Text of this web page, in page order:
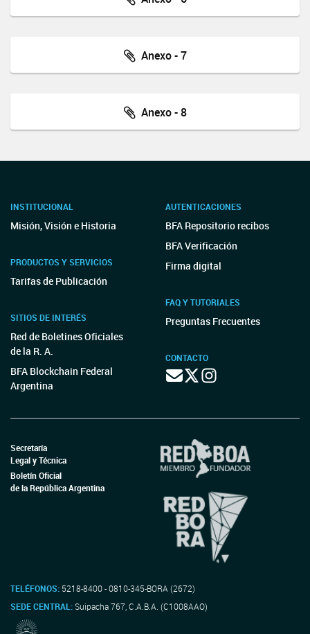
Anexo - 7
Anexo - 8
INSTITUCIONAL
Misión, Visión e Historia
PRODUCTOS Y SERVICIOS
Tarifas de Publicación
SITIOS DE INTERÉS
Red de Boletines Oficiales
de la R. A.
BFA Blockchain Federal
Argentina
AUTENTICACIONES
BFA Repositorio recibos
BFA Verificación
Firma digital
FAQ Y TUTORIALES
Preguntas Frecuentes
CONTACTO
Secretaría
Legal y Técnica
Boletín Oficial
de la República Argentina
TELÉFONOS: 5218-8400 - 0810-345-BORA (2672)
SEDE CENTRAL:Suipacha 767, C.A.B.A. (C1008AAO)